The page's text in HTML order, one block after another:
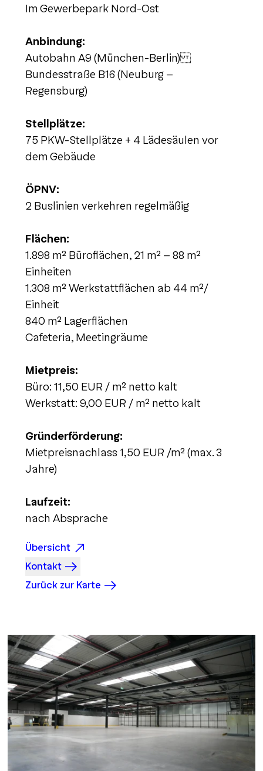
Im Gewerbepark Nord-Ost
Anbindung:
Autobahn A9 (München-Berlin)
Bundesstraße B16 (Neuburg –
Regensburg)
Stellplätze:
75 PKW-Stellplätze + 4 Lädesäulen vor
dem Gebäude
ÖPNV:
2 Buslinien verkehren regelmäßig
Flächen:
1.898 m² Büroflächen, 21 m² - 88 m²
Einheiten
1.308 m² Werkstattflächen ab 44 m²/
Einheit
840 m² Lagerflächen
Cafeteria, Meetingräume
Mietpreis:
Büro: 11,50 EUR / m² netto kalt
Werkstatt: 9,00 EUR / m² netto kalt
Gründerförderung:
Mietpreisnachlass 1,50 EUR /m² (max. 3
Jahre)
Laufzeit:
nach Absprache
Übersicht
Kontakt
Zurück zur Karte